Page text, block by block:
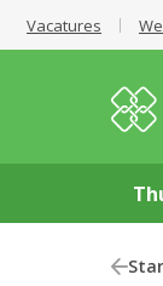
Vacatures